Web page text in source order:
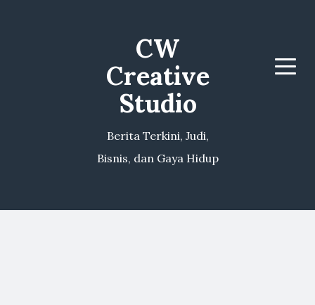
CW
Creative
Studio
Berita Terkini, Judi,
Bisnis, dan Gaya Hidup
Menu